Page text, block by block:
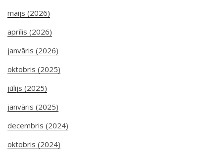
maijs (2026)
aprīlis (2026)
janvāris (2026)
oktobris (2025)
jūlijs (2025)
janvāris (2025)
decembris (2024)
oktobris (2024)